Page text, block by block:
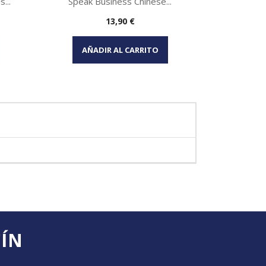
Vista rápida
Precio
13,90 €
AÑADIR AL CARRITO